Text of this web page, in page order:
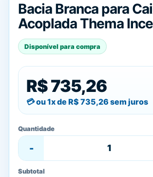
Bacia Branca para
Acoplada Thema
Disponível para compra
R$ 735,26
ou 1x de R$ 735,26 sem juros
Quantidade
-
Subtotal